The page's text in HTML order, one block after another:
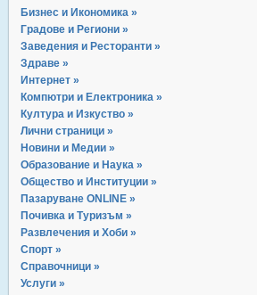
Бизнес и Икономика »
Градове и Региони »
Заведения и Ресторанти »
Здраве »
Интернет »
Компютри и Електроника »
Култура и Изкуство »
Лични страници »
Новини и Медии »
Образование и Наука »
Общество и Институции »
Пазаруване ONLINE »
Почивка и Туризъм »
Развлечения и Хоби »
Спорт »
Справочници »
Услуги »